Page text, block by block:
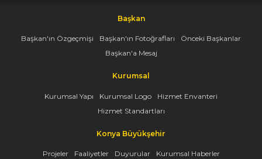
Başkan
Başkan'ın Özgeçmişi Başkan'ın Fotoğrafları
Önceki Başkanlar
Başkan'a Mesaj
Kurumsal
Kurumsal Yapı Kurumsal Logo
Hizmet Envanteri
Hizmet Standartları
Konya Büyükşehir
Projeler Faaliyetler Duyurular Kurumsal Haberler